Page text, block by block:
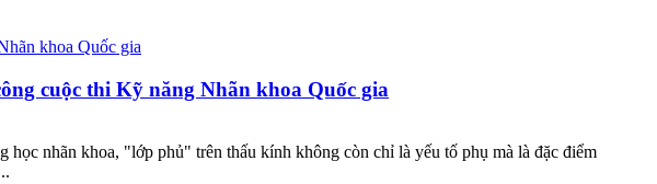
cuộc thi Kỹ năng Nhãn khoa Quốc gia
nhãn khoa, "lớp phủ" trên thấu kính không còn chỉ là yếu tố phụ mà là đặc điểm